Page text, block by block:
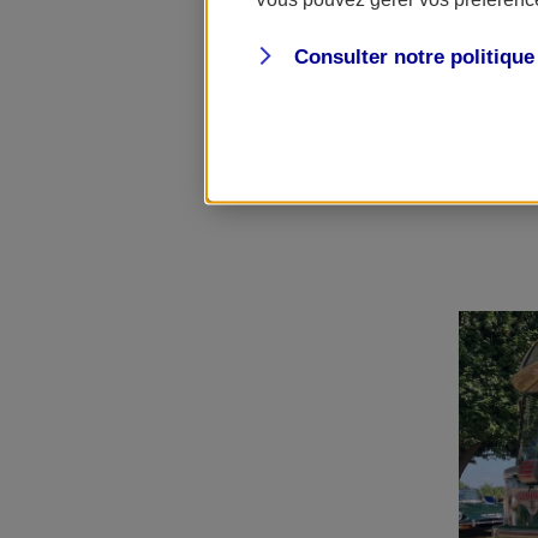
Consulter notre politique
puissance des
Pour
Pour en